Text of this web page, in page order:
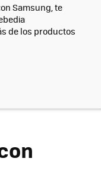
Samsung, te
de los productos